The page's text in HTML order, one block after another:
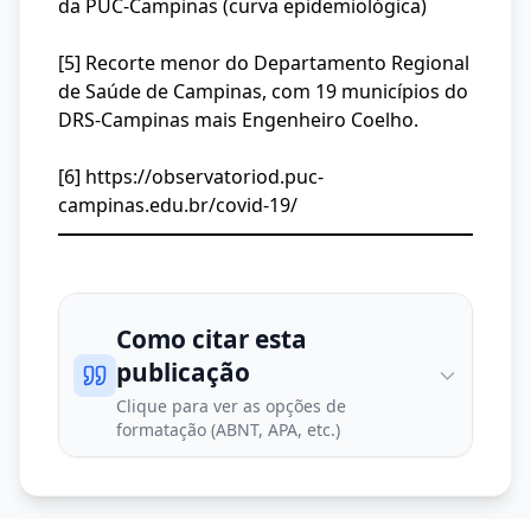
da PUC-Campinas (curva epidemiológica)
[5] Recorte menor do Departamento Regional
de Saúde de Campinas, com 19 municípios do
DRS-Campinas mais Engenheiro Coelho.
[6] https://observatoriod.puc-
campinas.edu.br/covid-19/
Como citar esta
publicação
Clique para ver as opções de
formatação (ABNT, APA, etc.)